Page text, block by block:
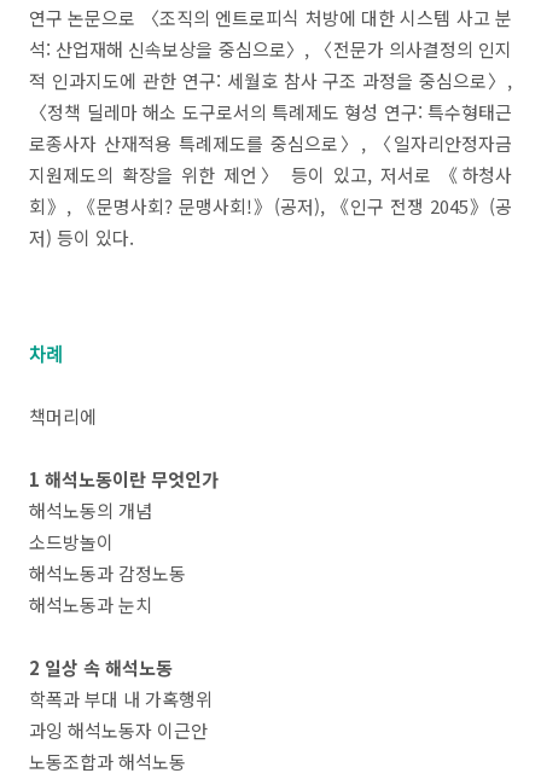
연구 논문으로 〈조직의 엔트로피식 처방에 대한 시스템 사고 분
석: 산업재해 신속보상을 중심으로〉, 〈전문가 의사결정의 인지
적 인과지도에 관한 연구: 세월호 참사 구조 과정을 중심으로〉,
〈정책 딜레마 해소 도구로서의 특례제도 형성 연구: 특수형태근
로종사자 산재적용 특례제도를 중심으로〉, 〈일자리안정자금
지원제도의 확장을 위한 제언〉 등이 있고, 저서로 《하청사
회》, 《문명사회? 문맹사회!》(공저), 《인구 전쟁 2045》(공
저) 등이 있다.
차례
책머리에
1 해석노동이란 무엇인가
해석노동의 개념
소드방놀이
해석노동과 감정노동
해석노동과 눈치
2 일상 속 해석노동
학폭과 부대 내 가혹행위
과잉 해석노동자 이근안
노동조합과 해석노동